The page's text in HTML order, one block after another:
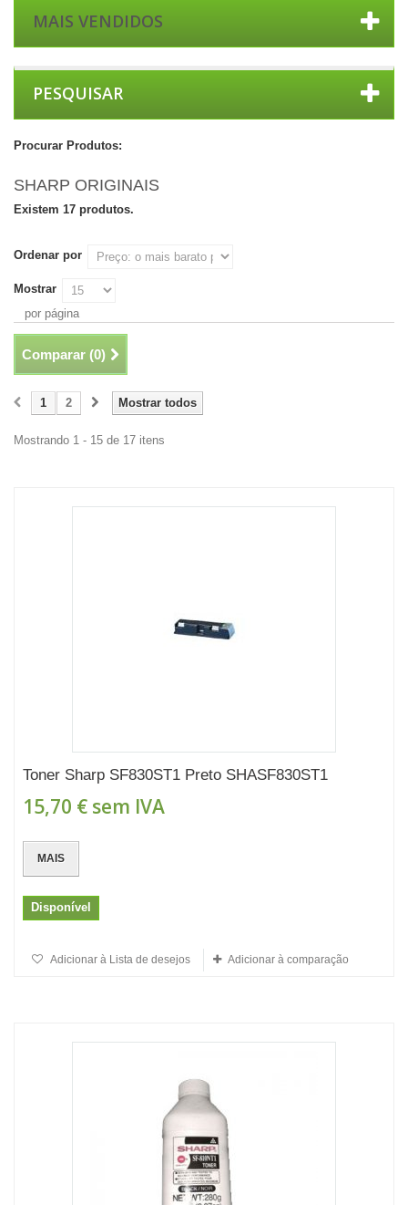
MAIS VENDIDOS
PESQUISAR
Procurar Produtos:
SHARP ORIGINAIS
Existem 17 produtos.
Ordenar por
Mostrar
por página
Comparar (0)
Mostrar todos
1 2
Mostrando 1 - 15 de 17 itens
Toner Sharp SF830ST1 Preto SHASF830ST1
15,70 € sem IVA
MAIS
Disponível
Adicionar à Lista de desejos Adicionar à comparação